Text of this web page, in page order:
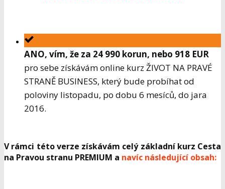
ANO, vím, že za 24 990 korun, nebo 918 EUR
pro sebe získávám online kurz ŽIVOT NA PRAVÉ
STRANĚ BUSINESS, který bude probíhat od
poloviny listopadu, po dobu 6 mesíců, do jara
2016.
V rámci této verze získávám celý základní kurz Cesta
na Pravou stranu PREMIUM a navíc následující obsah: